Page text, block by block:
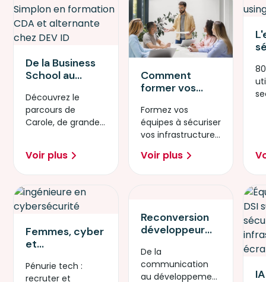
De la Business
School au
iOS : le parcours
de Carole au
cœur de l'Apple
Program
Découvrez le
parcours de
Carole, de grande
mobile chez Dev ID
via Simplon.
Voir plus
Comment
former vos
la sécurité des
infrastructures
à l'ère de l'IA
générative
Formez vos
équipes à sécuriser
vos infrastructures
risques liés à l'IA
générative.
Voir plus
Femmes, cyber
et
IT : comment
Pénurie tech :
recruter et
Reconversion
développeur
Arnaud a rejoint
l'équipe tech
De la
communication
au développement